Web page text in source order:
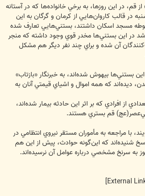
قم، در اين روزها، به برخي خانواده‌ها كه در آستانه
در قالب كاروان‌هايي از كرمان و گرگان به اين
مسجد اسكان داشتند، بستني‌هايي تعارف شده
اين بستني‌ها مخدر قوي وجود داشته كه منجر
آن شده و براي چند نفر ديگر هم مشكل
بستني‌ها بيهوش شده‌اند، به خبرنگار «بازتاب»
ديده‌اند كه همه اموال و اشياي قيمتي آنان به
از افرادي كه بر اثر اين حادثه بيمار شده‌اند،
قم بستري هستند.
با مراجعه به مأموران مستقر نيروي انتظامي در
شنيده‌اند كه اين‌گونه حوادث، پيش از اين هم
به سرنخ مشخصي درباره عوامل آن نرسيده‌اند.